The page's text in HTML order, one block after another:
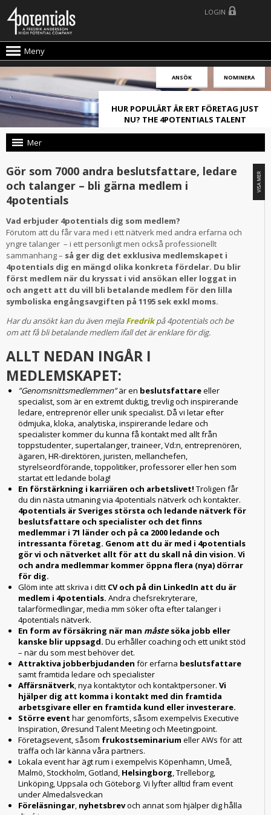
Meny
LOGIN
ANSÖK NOMINERA
HUR POPULÄRT ÄR ERT FÖRETAG JUST
NU? THE 4POTENTIALS TALENT
Mer
Gör som 7000 andra beslutsfattare, ledare
och talanger – bli gärna medlem i
4potentials
Vad erbjuder 4potentials dig som medlem?
Förutom att du får vara med i ett nätverk med andra erfarna och
yngre talanger – i ett personligt men också professionellt
sammanhang – så ger dig det exklusiva medlemskapet i
4potentials dig en mängd olika konkreta fördelar. Du blir
först medlem när du kryssat i vid ansökan eller loggat in
och angett att du vill bli betalande medlem för den lilla
symboliska engångsavgiften på 1195 sek exkl moms.
Har du ansöktkan du även mejlaFredrikpå 4potentials och be
om att få bli betalande medlem ifall det är enklare för dig.
ALLT NEDAN INGÅR I
MEDLEMSKAPET:
”Genomsnittsmedlemmen”är en beslutsfattareeller
specialist, som är en extremt duktig, trevlig och inspirerande
ledare, entreprenör eller unik specialist. Då vi letar efter
ödmjuka, kloka, analytiska, inspirerande ledare och
specialister kommer du kunna få kontakt med allt från
toppstudenter, supertalanger, traineer, Vd:n, entreprenören,
ägaren, HR-direktören, juristen, mellanchefen,
styrelseordförande, toppolitiker, professorer eller hen som
startat ett ledande bolag!
En förstärkning i karriären och arbetslivet! Troligen får
du din nästa utmaning via 4potentials nätverk och kontakter.
4potentials är Sveriges största och ledande nätverk för
beslutsfattare och specialister och det finns
medlemmar i 71 länder och på ca 2000 ledande och
intressanta företag. Genom att du är med i 4potentials
gör vi och nätverket allt för att du skall nå din vision. Vi
och andra medlemmar kommer öppna flera (nya) dörrar
för dig.
Glöm inte att skriva i ditt CV och på din LinkedIn att du är
medlem i 4potentials. Andra chefsrekryterare,
talarförmedlingar, media mm söker ofta efter talanger i
4potentials nätverk.
En form av försäkring när man måstesöka jobb eller
kanske blir uppsagd. Du erhåller coaching och ett unikt stöd
– när du som mest behöver det.
Attraktiva jobberbjudanden för erfarna beslutsfattare
samt framtida ledare och specialister
Affärsnätverk, nya kontaktytor och kontaktpersoner. Vi
hjälper dig att komma i kontakt med din framtida
arbetsgivare eller en framtida kund eller investerare.
Större event har genomförts, såsom exempelvis Executive
Inspiration, Øresund Talent Meeting och Meetingpoint.
Företagsevent, såsom frukostseminarium eller AWs för att
träffa och lär känna våra partners.
Lokala event har ägt rum i exempelvis Köpenhamn, Umeå,
Malmö, Stockholm, Gotland, Helsingborg, Trelleborg,
Linköping, Uppsala och Göteborg. Vi lyfter alltid fram event
under Almedalsveckan
Föreläsningar, nyhetsbrevoch annat som hjälper dig hålla